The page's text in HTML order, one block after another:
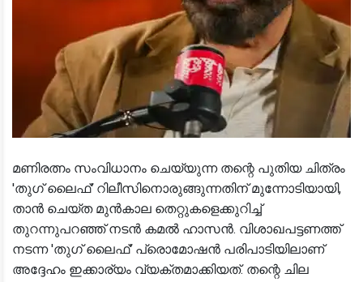
മണിരത്നം സംവിധാനം ചെയ്യുന്ന തന്റെ പുതിയ ചിത്രം
'തുഗ് ലൈഫ്' റിലീസിനൊരുങ്ങുന്നതിന് മുന്നോടിയായി,
താൻ ചെയ്ത മുൻകാല തെറ്റുകളെക്കുറിച്ച്
തുറന്നുപറഞ്ഞ് നടൻ കമൽ ഹാസൻ. വിശാഖപട്ടണത്ത്
നടന്ന 'തുഗ് ലൈഫ്' പ്രൊമോഷൻ പരിപാടിയിലാണ്
അദ്ദേഹം ഇക്കാര്യം വ്യക്തമാക്കിയത്. തന്റെ ചില